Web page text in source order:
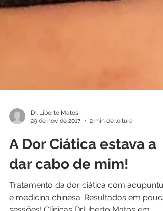
Dr. Liberto Matos
29 de nov. de 2017
2 min de leitura
A Dor Ciática estava a